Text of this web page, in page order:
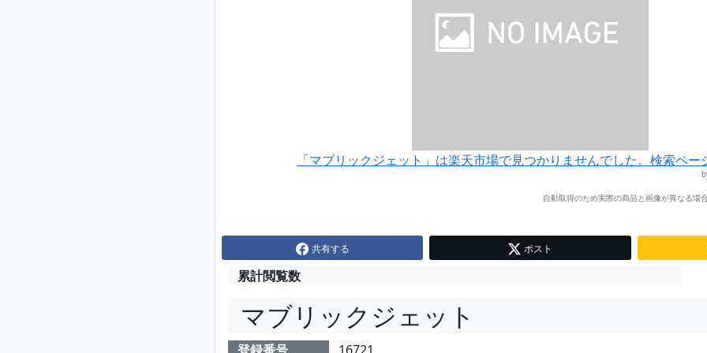
「マブリックジェット」は楽天市場で見つかりませんでした。検索ペー
自動取得のため実際の商品と画像が異なる場
共有する ポスト
累計閲覧数
マブリックジェット